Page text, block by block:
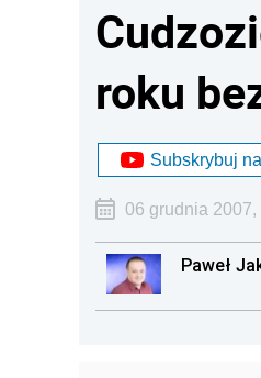
roku
Subskrybuj
06 grudnia 2007,
Paweł